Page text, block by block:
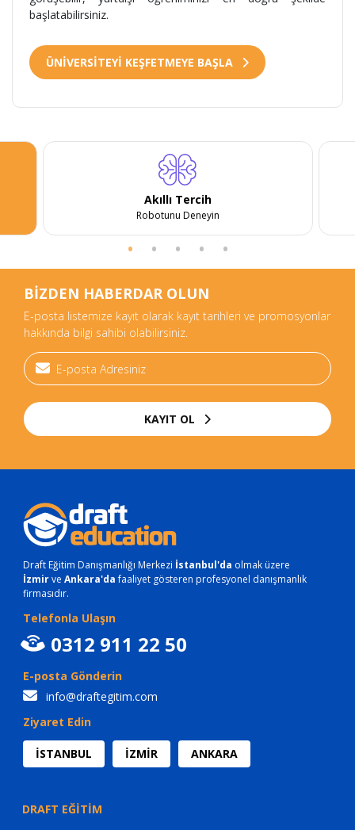
başlatabilirsiniz.
ÜNİVERSİTEYİ KEŞFETMEYE BAŞLA
Akıllı Tercih
Robotunu Deneyin
BİZDEN HABERDAR OLUN
E-posta listemize kayıt olarak kayıt tarihleri ve promosyonlar
hakkında bilgi sahibi olabilirsiniz.
KAYIT OL
Draft Eğitim Danışmanlığı Merkezi İstanbul'da olmak üzere
İzmirve Ankara'dafaaliyet gösteren profesyonel danışmanlık
firmasıdır.
Telefonla Ulaşın
0312 911 22 50
E-posta Gönderin
info@draftegitim.com
Ziyaret Edin
İSTANBUL İZMİR ANKARA
DRAFT EĞİTİM